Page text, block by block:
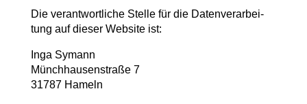
Die ver­ant­wort­li­che Stel­le für die Daten­ver­ar­bei­
tung auf die­ser Web­site ist:
Inga Symann
Münch­hau­sen­stra­ße 7
31787 Hameln